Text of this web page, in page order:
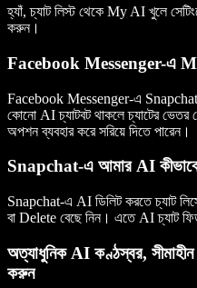
হ্যাঁ, চ্যাট লিস্ট থেকে My AI খুলে
করুন।
Facebook Messenger-এ My
Facebook Messenger-এ
কোনো AI চ্যাটবট থাকলে চ্যাটের
অপশন ব্যবহার করে সরিয়ে দিতে পারেন।
Snapchat-এ আমার AI কীভাবে
Snapchat-এ AI ডিলিট করতে চ্যাট
বা Delete বেছে নিন। এতে AI চ্যাট
অত্যাধুনিক AI কণ্ঠস্বর,
করুন